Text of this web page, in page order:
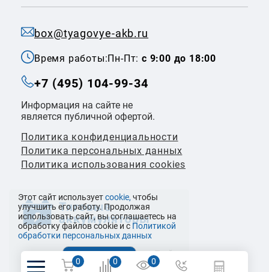
box@tyagovye-akb.ru
Время работы:Пн-Пт:с 9:00 до 18:00
+7 (495) 104-99-34
Информация на сайте не
является публичной офертой.
Политика конфиденциальности
Политикa персональных данных
Политика использования cookies
© 2026 ООО «Налко Трейдинг»
0 0 0
Этот сайт используетcookie, чтобы
улучшить его работу. Продолжая
использовать сайт, вы соглашаетесь на
обработку файлов cookie и с Политикой
обработки персональных данных